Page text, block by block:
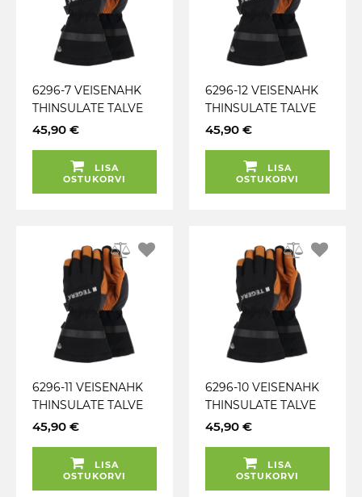
6296-7 VEISENAHK
THINSULATE TALVE
TÖÖKINDAD TEGERA
45,90 €
LISA
OSTUKORVI
6296-12 VEISENAHK
THINSULATE TALVE
TÖÖKINDAD TEGERA
45,90 €
LISA
OSTUKORVI
6296-11 VEISENAHK
THINSULATE TALVE
TÖÖKINDAD TEGERA
45,90 €
LISA
OSTUKORVI
6296-10 VEISENAHK
THINSULATE TALVE
TÖÖKINDAD TEGERA
45,90 €
LISA
OSTUKORVI